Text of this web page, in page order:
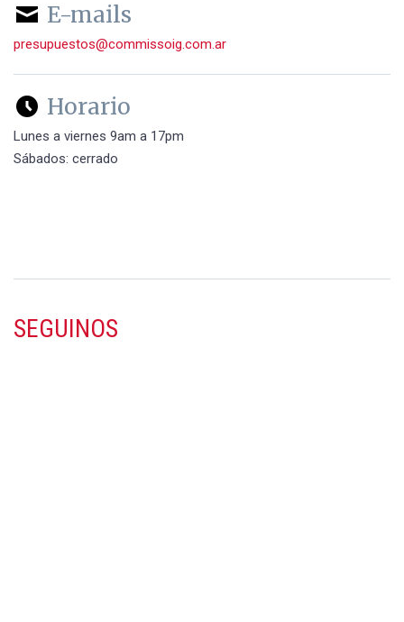
 E-mails
presupuestos@commissoig.com.ar
 Horario
Lunes a viernes 9am a 17pm
Sábados: cerrado
SEGUINOS